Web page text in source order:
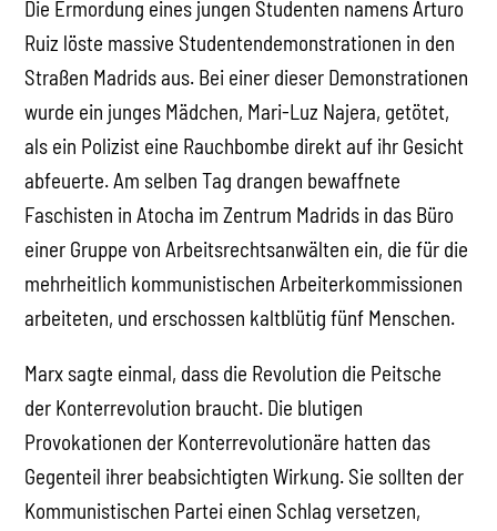
Die Ermordung eines jungen Studenten namens Arturo
Ruiz löste massive Studentendemonstrationen in den
Straßen Madrids aus. Bei einer dieser Demonstrationen
wurde ein junges Mädchen, Mari-Luz Najera, getötet,
als ein Polizist eine Rauchbombe direkt auf ihr Gesicht
abfeuerte. Am selben Tag drangen bewaffnete
Faschisten in Atocha im Zentrum Madrids in das Büro
einer Gruppe von Arbeitsrechtsanwälten ein, die für die
mehrheitlich kommunistischen Arbeiterkommissionen
arbeiteten, und erschossen kaltblütig fünf Menschen.
Marx sagte einmal, dass die Revolution die Peitsche
der Konterrevolution braucht. Die blutigen
Provokationen der Konterrevolutionäre hatten das
Gegenteil ihrer beabsichtigten Wirkung. Sie sollten der
Kommunistischen Partei einen Schlag versetzen,